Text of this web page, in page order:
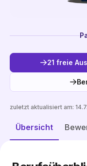
21 freie
Übersicht
zuletzt aktualisiert am: